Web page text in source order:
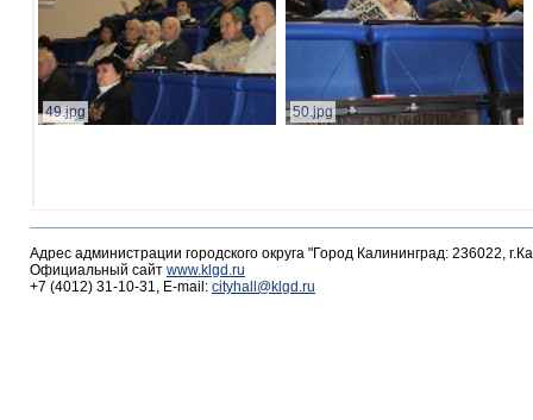
49.jpg 50.jpg
Адрес администрации городского округа "Город Калининград: 236022,
Официальный сайт www.klgd.ru
+7 (4012) 31-10-31, E-mail: cityhall@klgd.ru